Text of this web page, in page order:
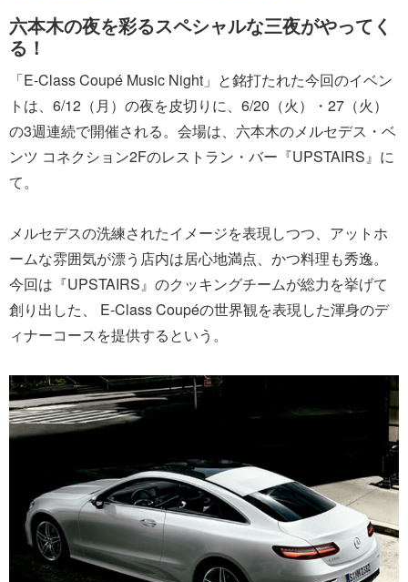
六本木の夜を彩るスペシャルな三夜がやってく
る！
「E-Class Coupé Music Night」と銘打たれた今回のイベン
トは、6/12（月）の夜を皮切りに、6/20（火）・27（火）
の3週連続で開催される。会場は、六本木のメルセデス・ベ
ンツ コネクション2Fのレストラン・バー『UPSTAIRS』に
て。
メルセデスの洗練されたイメージを表現しつつ、アットホ
ームな雰囲気が漂う店内は居心地満点、かつ料理も秀逸。
今回は『UPSTAIRS』のクッキングチームが総力を挙げて
創り出した、 E-Class Coupéの世界観を表現した渾身のデ
ィナーコースを提供するという。